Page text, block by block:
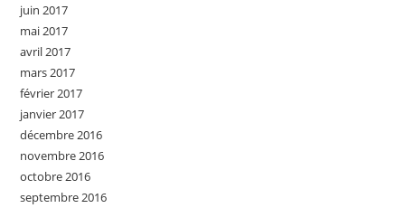
juin 2017
mai 2017
avril 2017
mars 2017
février 2017
janvier 2017
décembre 2016
novembre 2016
octobre 2016
septembre 2016